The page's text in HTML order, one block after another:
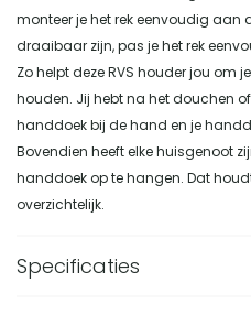
monteer je het rek eenvoudig aan
draaibaar zijn, pas je het rek
Zo helpt deze RVS houder jou om
houden. Jij hebt na het douchen
handdoek bij de hand en je
Bovendien heeft elke huisgenoot
handdoek op te hangen. Dat
overzichtelijk.
Specificaties